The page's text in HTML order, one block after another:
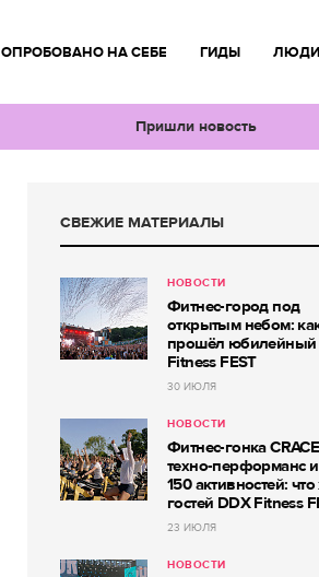
ОПРОБОВАНО НА СЕБЕ ГИДЫ ЛЮДИ
Пришли новость
СВЕЖИЕ МАТЕРИАЛЫ
НОВОСТИ
Фитнес-город под
открытым небом:
прошёл юбилейный
Fitness FEST
30 ИЮЛЯ
НОВОСТИ
Фитнес-гонка
техно-перформанс
150 активностей:
гостей DDX Fitness
23 ИЮЛЯ
НОВОСТИ